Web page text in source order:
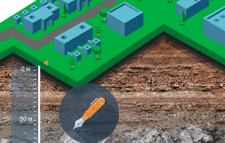
0 м
50 м